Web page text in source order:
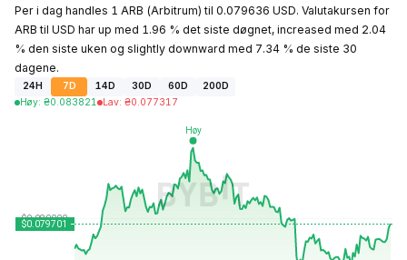
Per i dag handles 1 ARB (Arbitrum) til 0.079636 USD. Valutakursen for
ARB til USD har up med 1.96 % det siste døgnet, increased med 2.04
% den siste uken og slightly downward med 7.34 % de siste 30
dagene.
24H 7D 14D 30D 60D
200D
Høy: ₴0.083821 Lav: ₴0.077317